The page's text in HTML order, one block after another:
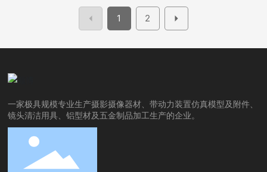
1 2
一家极具规模专业生产摄影摄像器材、带动力装置仿真模型及附件、
镜头清洁用具、铝型材及五金制品加工生产的企业。